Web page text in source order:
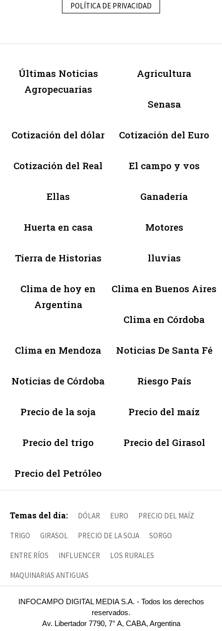
POLÍTICA DE PRIVACIDAD
Últimas Noticias
Agropecuarias
Agricultura
Senasa
Cotización del dólar Cotización del Euro
Cotización del Real El campo y vos
Ellas Ganadería
Huerta en casa Motores
Tierra de Historias lluvias
Clima de hoy en
Argentina
Clima en Buenos Aires
Clima en Córdoba
Clima en Mendoza Noticias De Santa Fé
Noticias de Córdoba Riesgo País
Precio de la soja Precio del maíz
Precio del trigo Precio del Girasol
Precio del Petróleo
Temas del día: DÓLAR EURO PRECIO DEL MAÍZ
TRIGO GIRASOL PRECIO DE LA SOJA SORGO
ENTRE RÍOS INFLUENCER LOS RURALES
MAQUINARIAS ANTIGUAS
INFOCAMPO DIGITAL MEDIA S.A. - Todos los derechos
reservados.
Av. Libertador 7790, 7° A, CABA, Argentina